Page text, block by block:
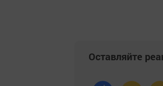
Оставляйте